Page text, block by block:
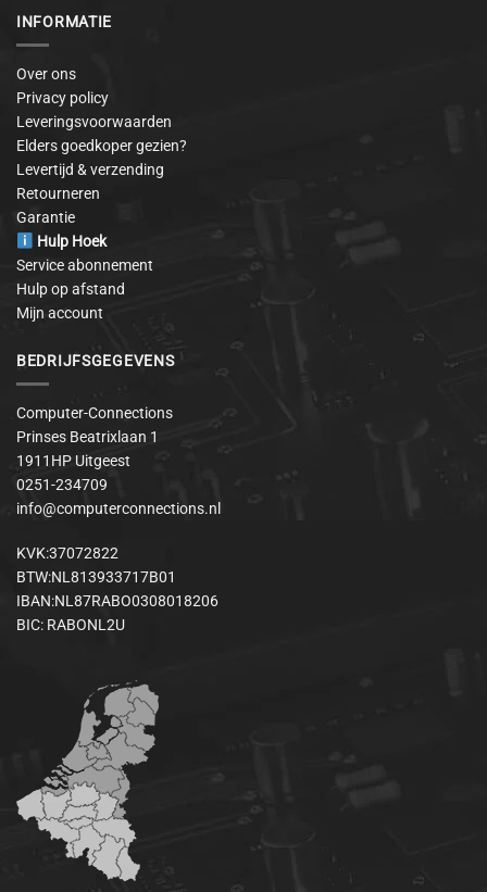
INFORMATIE
Over ons
Privacy policy
Leveringsvoorwaarden
Elders goedkoper gezien?
Levertijd & verzending
Retourneren
Garantie
Hulp Hoek
Service abonnement
Hulp op afstand
Mijn account
BEDRIJFSGEGEVENS
Computer-Connections
Prinses Beatrixlaan 1
1911HP Uitgeest
0251-234709
info@computerconnections.nl
KVK:37072822
BTW:NL813933717B01
IBAN:NL87RABO0308018206
BIC: RABONL2U